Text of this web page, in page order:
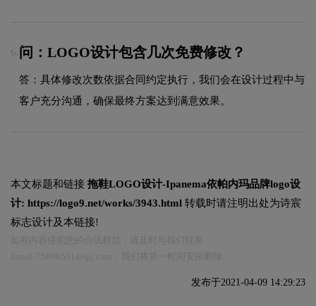
6. 问：LOGO设计包含几次免费修改？
答：具体修改次数依据合同约定执行，我们会在设计过程中与
客户充分沟通，确保最终方案达到满意效果。
本文标题和链接 拖鞋LOGO设计-Ipanema依帕内玛品牌logo设
计: https://logo9.net/works/3943.html 转载时请注明出处为诗宸
标志设计及本链接!
发布于2021-04-09 14:29:23